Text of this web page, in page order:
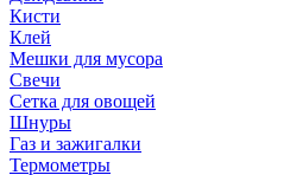
Кисти
Клей
Мешки для мусора
Свечи
Сетка для овощей
Шнуры
Газ и зажигалки
Термометры